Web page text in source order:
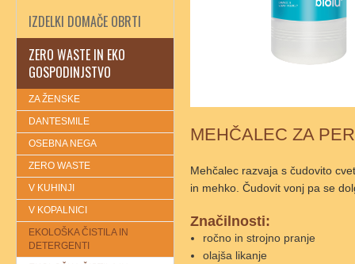
IZDELKI DOMAČE OBRTI
ZERO WASTE IN EKO
GOSPODINJSTVO
ZA ŽENSKE
DANTESMILE
OSEBNA NEGA
ZERO WASTE
V KUHINJI
V KOPALNICI
EKOLOŠKA ČISTILA IN
DETERGENTI
MEHČALEC ZA
Mehčalec razvaja s čudovito
in mehko. Čudovit vonj pa se
Značilnosti:
ročno in strojno pranje
olajša likanje